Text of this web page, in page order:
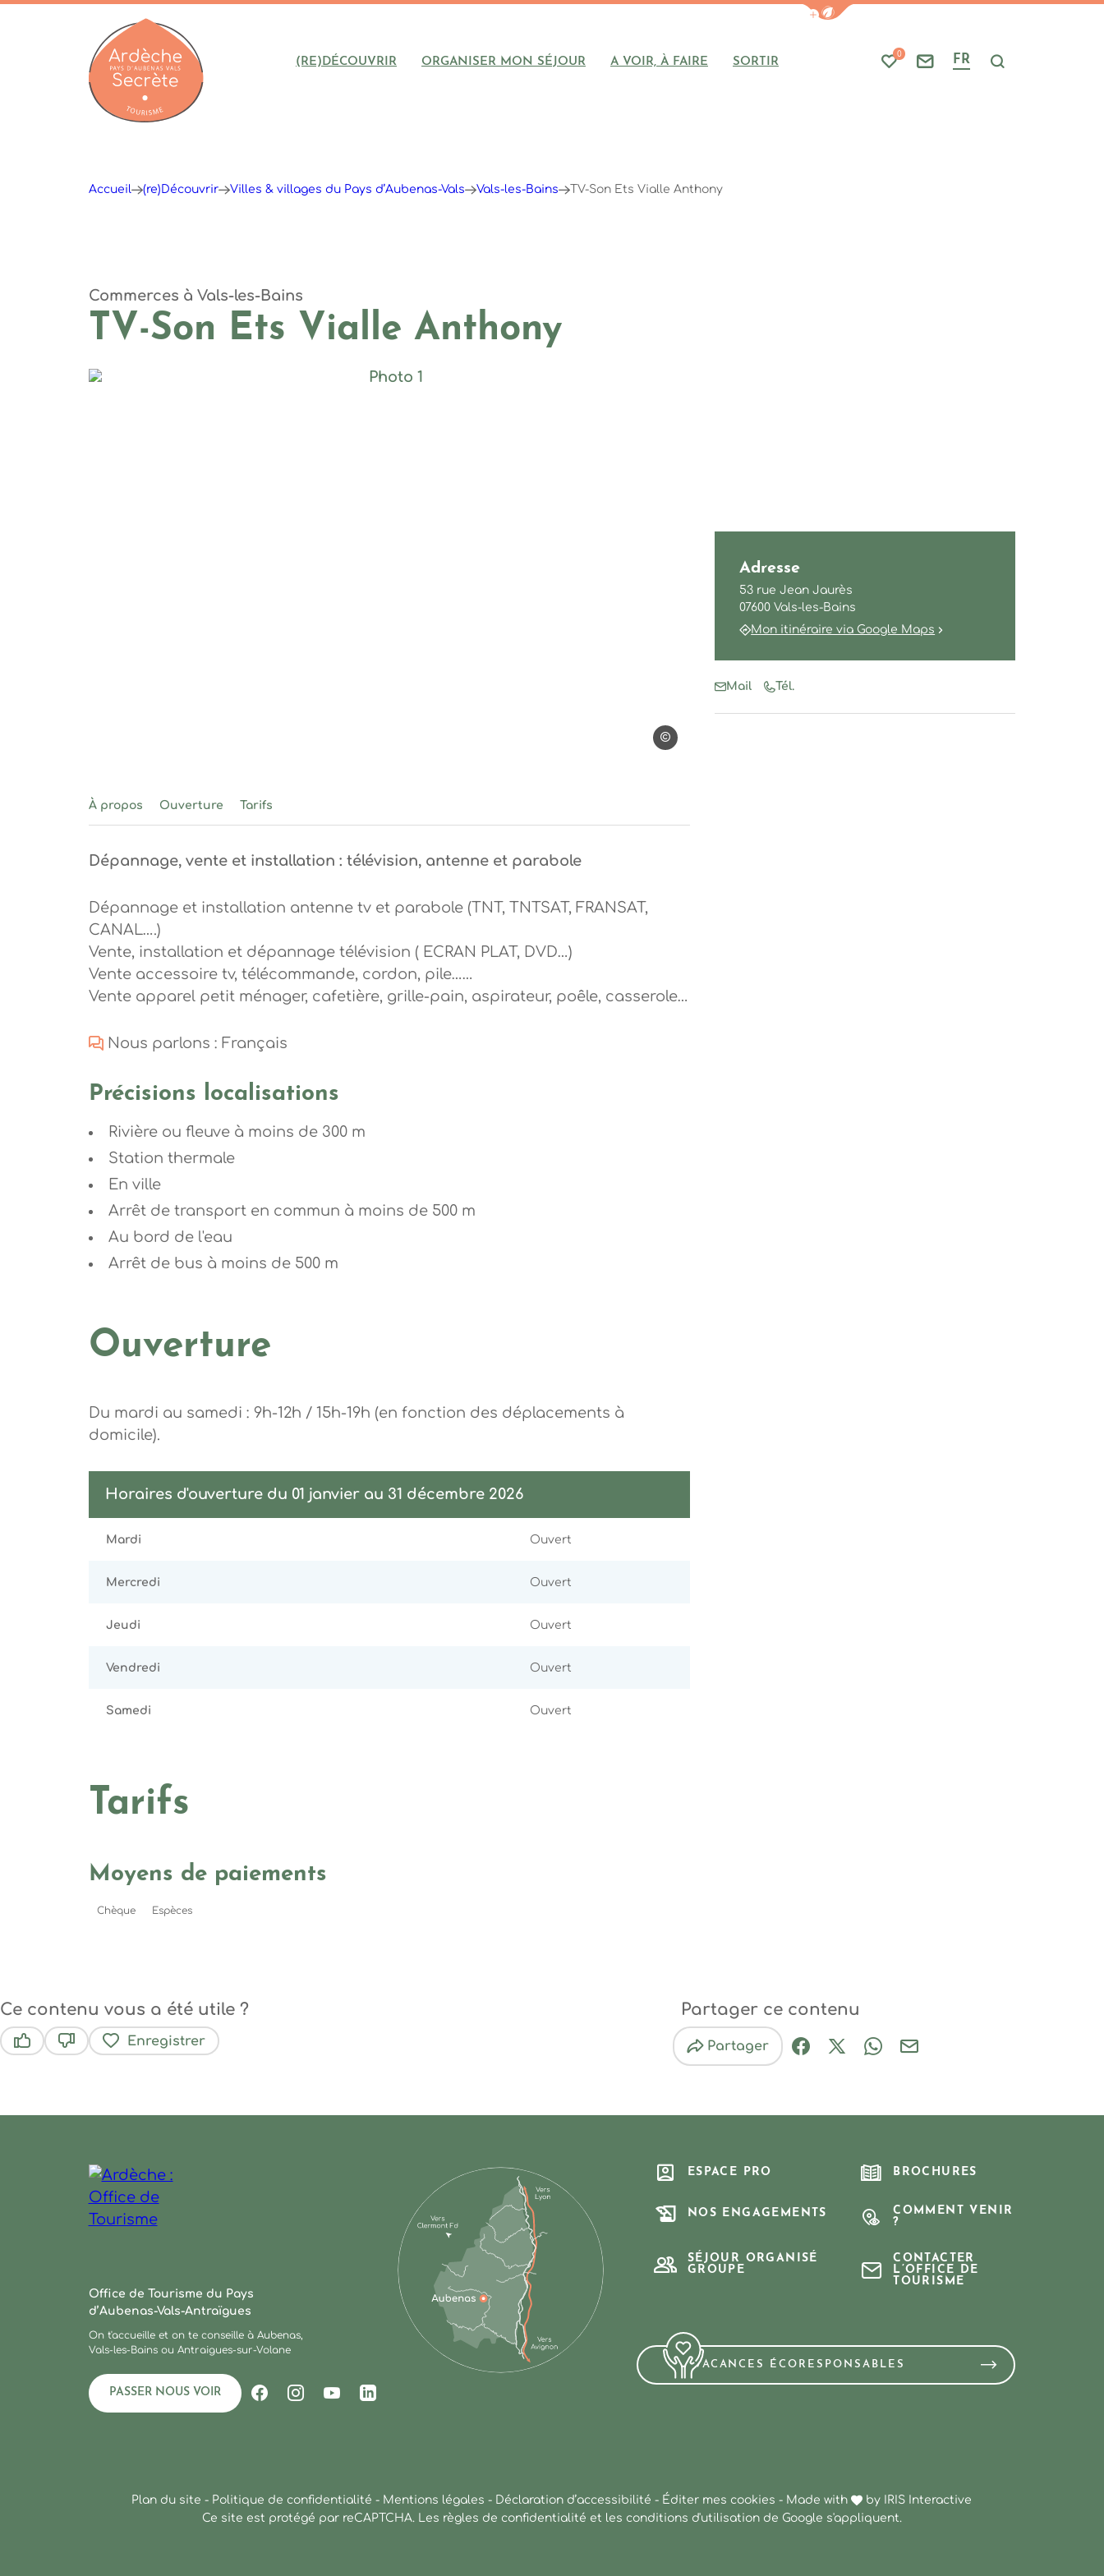
Afficher la barre de navigation du
(RE)DÉCOUVRIR ORGANISER MON SÉJOUR A VOIR, À FAIRE SORTIR Mes favoris
0
Nous contacter
FR Je recherche
Accueil (re)Découvrir Villes & villages du Pays d’Aubenas-Vals Vals-les-Bains TV-Son Ets Vialle Anthony
Commerces à Vals-les-Bains
TV-Son Ets Vialle Anthony
Photo 1, © Vialle
Vialle
À propos Ouverture Tarifs
Dépannage, vente et installation : télévision, antenne et parabole
Dépannage et installation antenne tv et parabole (TNT, TNTSAT, FRANSAT,
CANAL….)
Vente, installation et dépannage télévision ( ECRAN PLAT, DVD…)
Vente accessoire tv, télécommande, cordon, pile……
Vente apparel petit ménager, cafetière, grille-pain, aspirateur, poêle, casserole…
Nous parlons : Français
Précisions localisations
Rivière ou fleuve à moins de 300 m
Station thermale
En ville
Arrêt de transport en commun à moins de 500 m
Au bord de l'eau
Arrêt de bus à moins de 500 m
Ouverture
Du mardi au samedi : 9h-12h / 15h-19h (en fonction des déplacements à
domicile).
Horaires d'ouverture du 01 janvier au 31 décembre 2026
Mardi Ouvert
Mercredi Ouvert
Jeudi Ouvert
Vendredi Ouvert
Samedi Ouvert
Tarifs
Moyens de paiements
Chèque Espèces
Adresse
53 rue Jean Jaurès
07600 Vals-les-Bains
Mon itinéraire via Google Maps
Mail Tél.
Ce contenu vous a été utile ?
Enregistrer
Partager ce contenu
Partager
Partager sur Facebook (nouvelle
Partager sur X / Twitter (nouvelle
Partager sur WhatsApp
Partager par mail
Office de Tourisme du Pays
d’Aubenas-Vals-Antraïgues
On t'accueille et on te conseille à Aubenas,
Vals-les-Bains ou Antraigues-sur-Volane
PASSER NOUS VOIR
Suivez-nous sur Facebook
Suivez-nous sur Instagram
Suivez-nous sur Youtube
Suivez-nous sur Linkedin
ESPACE PRO BROCHURES
NOS ENGAGEMENTS
COMMENT VENIR
?
SÉJOUR ORGANISÉ
GROUPE
CONTACTER
L’OFFICE DE
TOURISME
VACANCES ÉCORESPONSABLES
Plan du site - Politique de confidentialité - Mentions légales - Déclaration d’accessibilité - Éditer mes cookies - Made with by
IRIS Interactive
Ce site est protégé par reCAPTCHA. Les règles de confidentialité et les conditions d'utilisationde Google s'appliquent.